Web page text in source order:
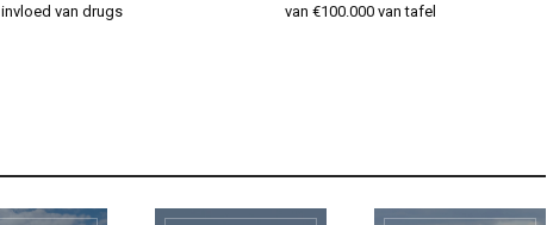
invloed van drugs
van €100.000 van tafel